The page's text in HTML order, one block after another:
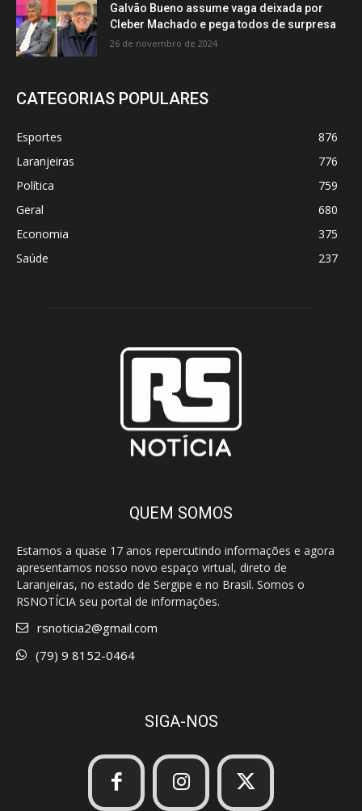
Galvão Bueno assume vaga deixada por
Cleber Machado e pega todos de surpresa
26 de novembro de 2024
CATEGORIAS POPULARES
Esportes
876
Laranjeiras
776
Política
759
Geral
680
Economia
375
Saúde
237
QUEM SOMOS
Estamos a quase 17 anos repercutindo informações e agora
apresentamos nosso novo espaço virtual, direto de
Laranjeiras, no estado de Sergipe e no Brasil. Somos o
RSNOTÍCIA seu portal de informações.
rsnoticia2@gmail.com
(79) 9 8152-0464
SIGA-NOS